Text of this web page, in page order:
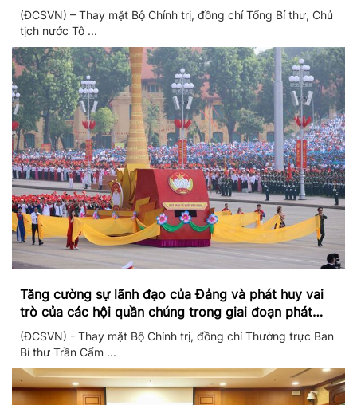
(ĐCSVN) – Thay mặt Bộ Chính trị, đồng chí Tổng Bí thư, Chủ
tịch nước Tô ...
Tăng cường sự lãnh đạo của Đảng và phát huy vai
trò của các hội quần chúng trong giai đoạn phát
triển mới
(ĐCSVN) - Thay mặt Bộ Chính trị, đồng chí Thường trực Ban
Bí thư Trần Cẩm ...